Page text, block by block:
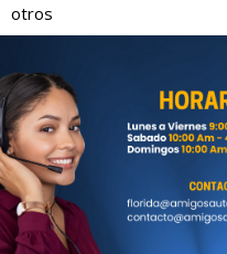
otros